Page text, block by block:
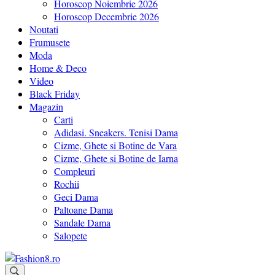
Horoscop Noiembrie 2026
Horoscop Decembrie 2026
Noutati
Frumusete
Moda
Home & Deco
Video
Black Friday
Magazin
Carti
Adidasi. Sneakers. Tenisi Dama
Cizme, Ghete si Botine de Vara
Cizme, Ghete si Botine de Iarna
Compleuri
Rochii
Geci Dama
Paltoane Dama
Sandale Dama
Salopete